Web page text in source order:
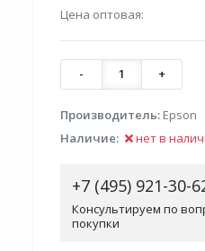
Цена оптовая:
- 1 +
Производитель: Epson
Наличие:
нет в
+7 (495) 921-30-
Консультируем по
покупки